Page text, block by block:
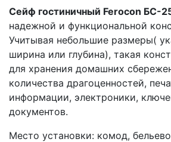
Сейф гостиничный Ferocon БС-
надежной и функциональной
Учитывая небольшие размеры(
ширина или глубина), такая
для хранения домашних
количества драгоценностей,
информации, электроники,
документов.
Место установки: комод,